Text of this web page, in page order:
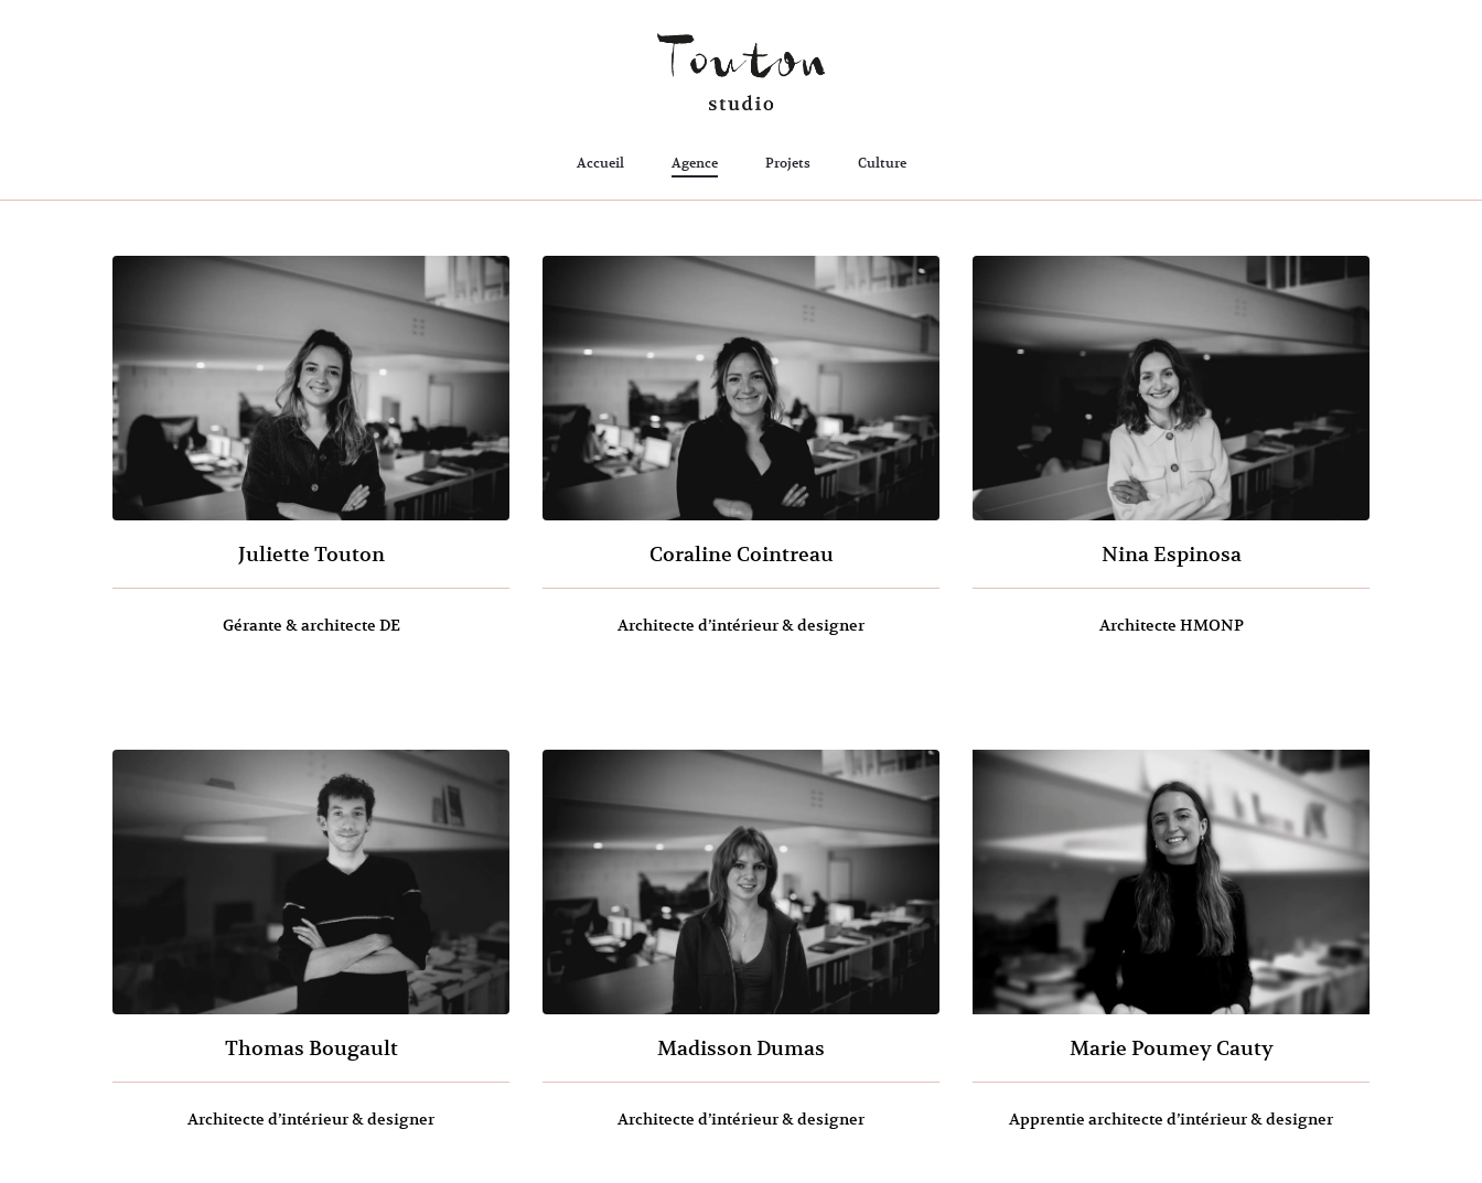
Accueil Agence Projets Culture
Juliette Touton
Gérante & architecte DE
Coraline Cointreau
Architecte d’intérieur & designer
Nina Espinosa
Architecte HMONP
Thomas Bougault
Architecte d’intérieur & designer
Madisson Dumas
Architecte d’intérieur & designer
Marie Poumey Cauty
Apprentie architecte d’intérieur & designer